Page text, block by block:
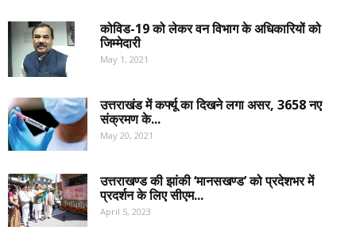
कोविड-19 को लेकर वन विभाग के अधिकारियों को
जिम्मेदारी
May 1, 2021
उत्तराखंड में कर्फ्यू का दिखने लगा असर, 3658 नए
संक्रमण के...
May 20, 2021
उत्तराखण्ड की झांकी ‘मानसखण्ड’ को प्रदेशभर में
प्रदर्शन के लिए सीएम...
April 5, 2023